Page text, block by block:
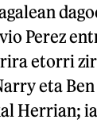
Perez
etorri
eta
Herrian;